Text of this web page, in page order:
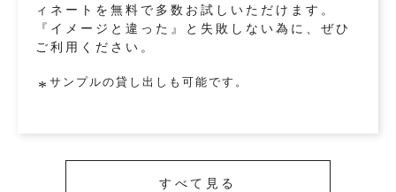
ィネートを無料で多数お試しいただけます。
『イメージと違った』と失敗しない為に、ぜひ
ご利用ください。
* サンプルの貸し出しも可能です。
すべて見る